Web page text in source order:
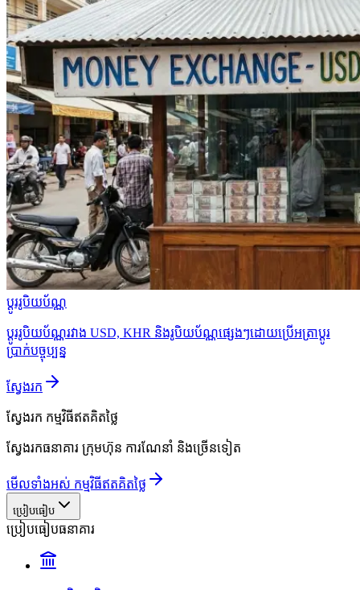
ប្ដូររូបិយប័ណ្ណ
ប្ដូររូបិយប័ណ្ណរវាង USD, KHR និងរូបិយប័ណ្ណផ្សេងៗដោយប្រើអត្រាប្ដូរ
ប្រាក់បច្ចុប្បន្ន
ស្វែងរក
ស្វែងរក កម្មវិធីឥតគិតថ្លៃ
ស្វែងរកធនាគារ ក្រុមហ៊ុន ការណែនាំ និងច្រើនទៀត
មើលទាំងអស់ កម្មវិធីឥតគិតថ្លៃ
ប្រៀបធៀប
ប្រៀបធៀបធនាគារ